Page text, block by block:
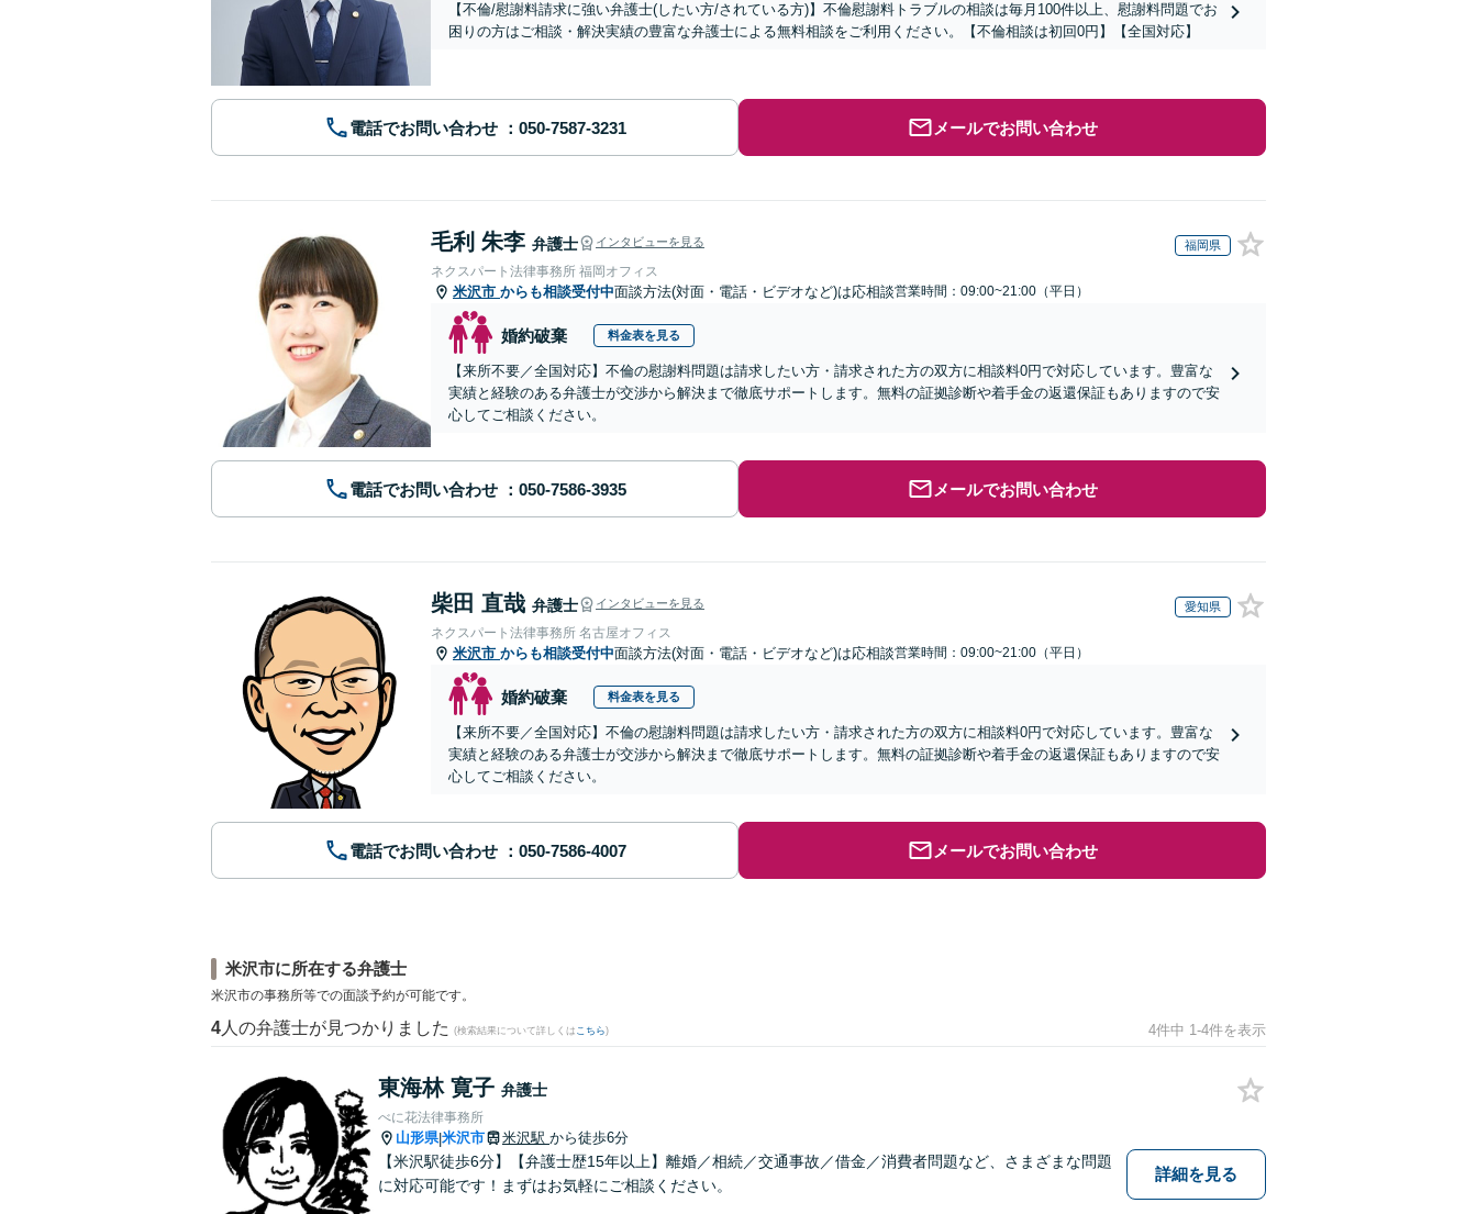
【不倫/慰謝料請求に強い弁護士(したい方/されている方)】不倫慰謝料トラブルの相談は毎月100件以上、慰謝料問題でお
困りの方はご相談・解決実績の豊富な弁護士による無料相談をご利用ください。【不倫相談は初回0円】【全国対応】
電話でお問い合わせ メールでお問い合わせ
毛利 朱李 弁護士 インタビューを見る 福岡県
ネクスパート法律事務所 福岡オフィス
米沢市 からも相談受付中面談方法(対面・電話・ビデオなど)は応相談営業時間：09:00~21:00（平日）
婚約破棄 料金表を見る
【来所不要／全国対応】不倫の慰謝料問題は請求したい方・請求された方の双方に相談料0円で対応しています。豊富な
実績と経験のある弁護士が交渉から解決まで徹底サポートします。無料の証拠診断や着手金の返還保証もありますので安
心してご相談ください。
電話でお問い合わせ メールでお問い合わせ
柴田 直哉 弁護士 インタビューを見る 愛知県
ネクスパート法律事務所 名古屋オフィス
米沢市 からも相談受付中面談方法(対面・電話・ビデオなど)は応相談営業時間：09:00~21:00（平日）
婚約破棄 料金表を見る
【来所不要／全国対応】不倫の慰謝料問題は請求したい方・請求された方の双方に相談料0円で対応しています。豊富な
実績と経験のある弁護士が交渉から解決まで徹底サポートします。無料の証拠診断や着手金の返還保証もありますので安
心してご相談ください。
電話でお問い合わせ メールでお問い合わせ
米沢市に所在する弁護士
米沢市の事務所等での面談予約が可能です。
4 人の弁護士が見つかりました (検索結果について詳しくは こちら) 4件中 1-4件を表示
東海林 寛子 弁護士
べに花法律事務所
山形県|米沢市 米沢駅 から徒歩6分
【米沢駅徒歩6分】【弁護士歴15年以上】離婚／相続／交通事故／借金／消費者問題など、さまざまな問題
に対応可能です！まずはお気軽にご相談ください。
詳細を見る